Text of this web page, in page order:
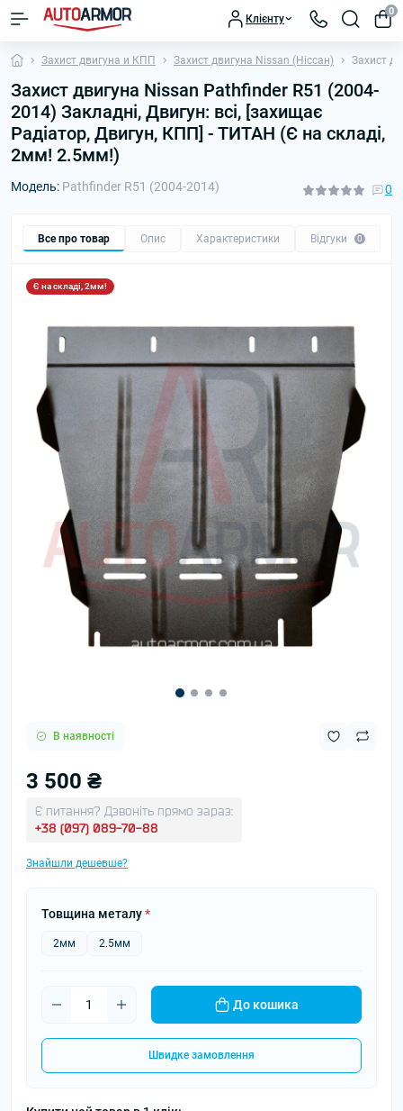
Клієнту
0
Захист двигуна и КПП Захист двигуна Nissan (Ніссан) Захист
Захист двигуна Nissan Pathfinder R51 (2004-
2014) Закладні, Двигун: всі, [захищає
Радіатор, Двигун, КПП] - ТИТАН (Є на складі,
2мм! 2.5мм!)
Модель: Pathfinder R51 (2004-2014) 0
Все про товар Опис Характеристики Відгуки 0
Є на складі, 2мм!
В наявності
3 500 ₴
Є питання? Дзвоніть прямо зараз:
+38 (097) 089-70-88
Знайшли дешевше?
Товщина металу*
2мм 2.5мм
До кошика
Швидке замовлення